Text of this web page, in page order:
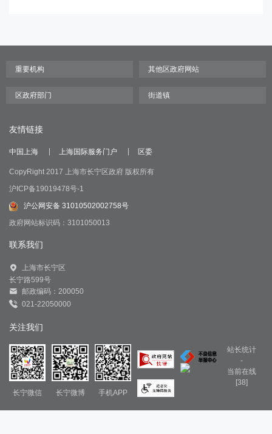
友情链接
中国上海 上海国际服务门户 区委
CopyRight 2017 上海市长宁区政府 版权所有
沪ICP备19019478号-1
沪公网安备 31010502002758号
政府网站标识码：3101050013
联系我们
上海市长宁区
长宁路599号
邮政编码：200050
021-22050000
关注我们
长宁微信 长宁微博 手机APP
站长统计
-
当前在线
[38]